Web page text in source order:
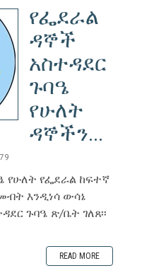
የፌደራል
ዳኞች
አስተዳደር
ጉባዔ
የሁለት
ዳኞችን...
የሁለት የፌደራል ከፍተኛ
እንዲነሳ ውሳኔ
ጉባዔ ጽ/ቤት ገለጸ፡፡
READ MORE